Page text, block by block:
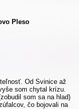
Pleso
Od Svinice až
som chytal krízu.
som sa na hlad)
čo bojovali na